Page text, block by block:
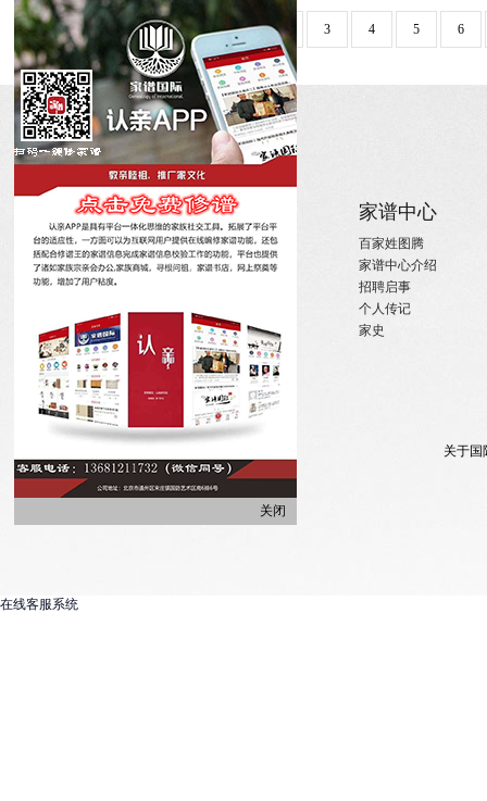
首页 上10页 1 2 3 4 5 6
关于国际家谱
关于我们
招聘启事
微信订阅
家族新闻
姓氏新闻
国内政策
姓氏大事记
寻亲咨询
家谱中心
百家姓图腾
家谱中心介绍
招聘启事
个人传记
家史
关于国
在线客服系统
关闭